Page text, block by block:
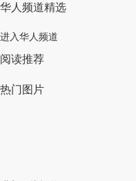
华人频道精选
进入华人频道
阅读推荐
热门图片